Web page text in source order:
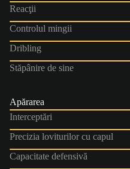
Reacţii
Controlul mingii
Dribling
Stăpânire de sine
Apărarea
Interceptări
Precizia loviturilor cu capul
Capacitate defensivă